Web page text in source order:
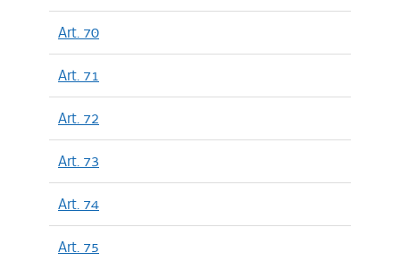
Art. 70
Art. 71
Art. 72
Art. 73
Art. 74
Art. 75